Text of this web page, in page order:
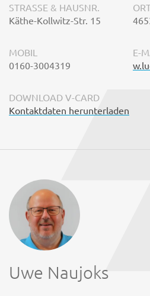
STRASSE & HAUSNR.
Käthe-Kollwitz-Str. 15
MOBIL
0160-3004319
E-
DOWNLOAD V-CARD
Kontaktdaten herunterladen
Uwe Naujoks